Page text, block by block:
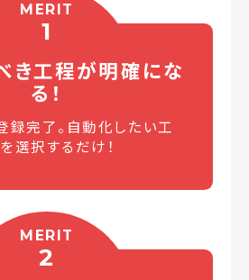
MERIT
1
き工程が明確にな
る！
完了。自動化したい工
選択するだけ！
MERIT
2